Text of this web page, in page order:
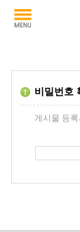
비밀번호
게시물 등